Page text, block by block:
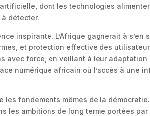
dont les technologies
détecter.
inspirante. L’Afrique gagnerait à s’en
et protection effective des
avec force, en veillant à leur adaptation
numérique africain où l’accès à une
les fondements mêmes de la
les ambitions de long terme portées